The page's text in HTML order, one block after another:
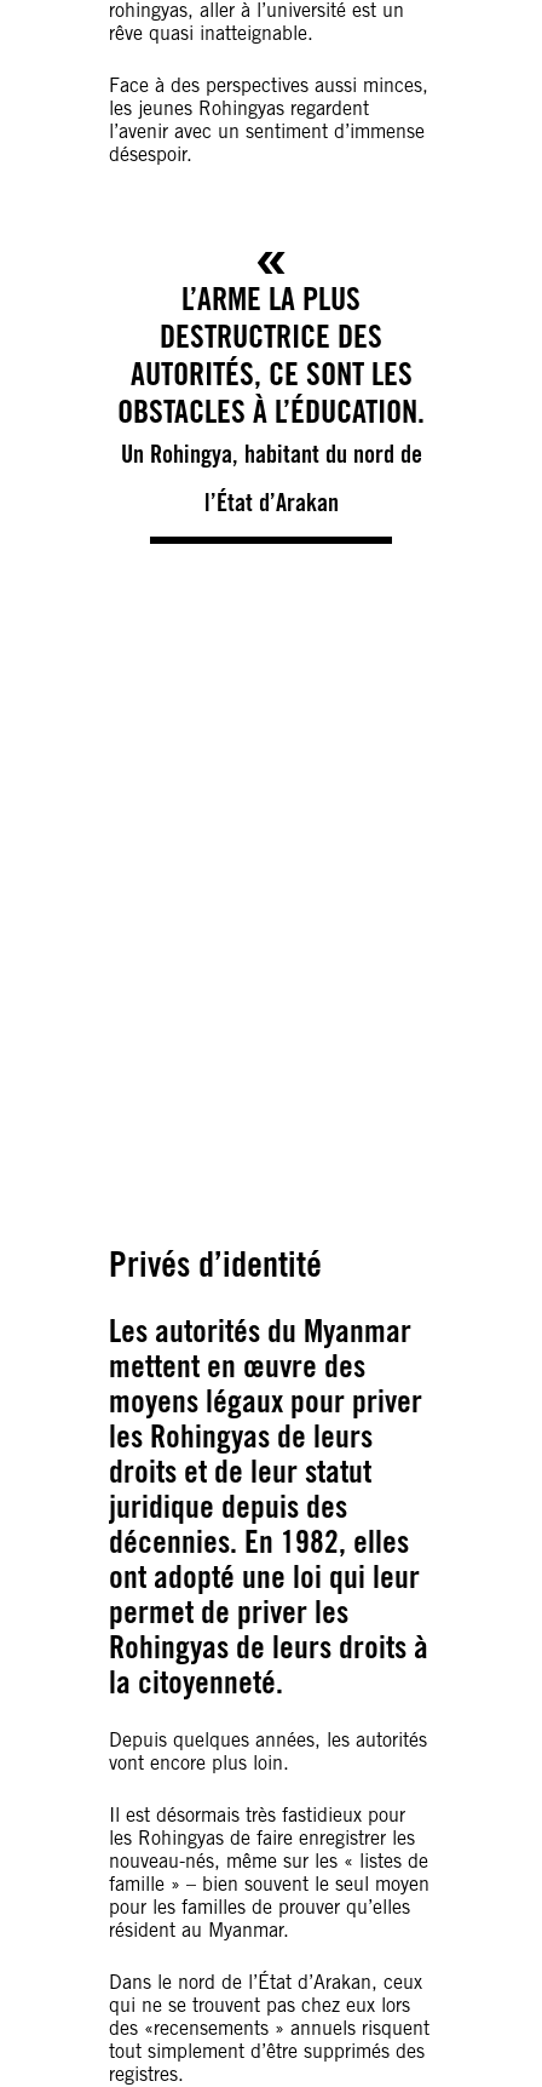
rohingyas, aller à l’université est un
rêve quasi inatteignable.
Face à des perspectives aussi minces,
les jeunes Rohingyas regardent
l’avenir avec un sentiment d’immense
désespoir.
L’ARME LA PLUS
DESTRUCTRICE DES
AUTORITÉS, CE SONT LES
OBSTACLES À L’ÉDUCATION.
Un Rohingya, habitant du nord de
l’État d’Arakan
Privés d’identité
Les autorités du Myanmar
mettent en œuvre des
moyens légaux pour priver
les Rohingyas de leurs
droits et de leur statut
juridique depuis des
décennies. En 1982, elles
ont adopté une loi qui leur
permet de priver les
Rohingyas de leurs droits à
la citoyenneté.
Depuis quelques années, les autorités
vont encore plus loin.
Il est désormais très fastidieux pour
les Rohingyas de faire enregistrer les
nouveau-nés, même sur les « listes de
famille » – bien souvent le seul moyen
pour les familles de prouver qu’elles
résident au Myanmar.
Dans le nord de l’État d’Arakan, ceux
qui ne se trouvent pas chez eux lors
des «recensements » annuels risquent
tout simplement d’être supprimés des
registres.